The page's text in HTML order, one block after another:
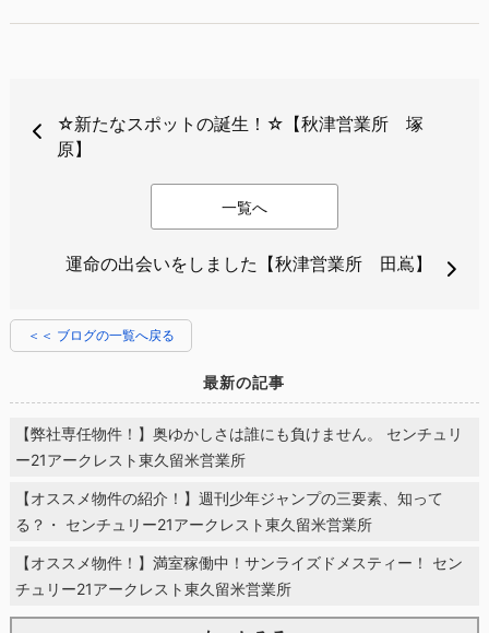
☆新たなスポットの誕生！☆【秋津営業所 塚
原】
一覧へ
運命の出会いをしました【秋津営業所 田嶌】
＜＜ ブログの一覧へ戻る
最新の記事
【弊社専任物件！】奥ゆかしさは誰にも負けません。 センチュリ
ー21アークレスト東久留米営業所
【オススメ物件の紹介！】週刊少年ジャンプの三要素、知って
る？・ センチュリー21アークレスト東久留米営業所
【オススメ物件！】満室稼働中！サンライズドメスティー！ セン
チュリー21アークレスト東久留米営業所